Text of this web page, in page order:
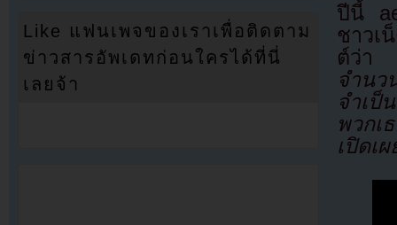
ปีนี้
ชาวเ
ต์ว่
จำนว
จำเป็น
พวกเ
เปิดเ
Like แฟนเพจของเราเพื่อติดตาม
ข่าวสารอัพเดทก่อนใครได้ที่นี่
เลยจ้า